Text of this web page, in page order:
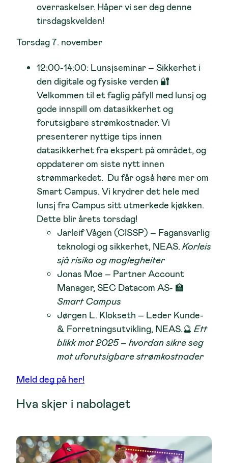
overraskelser. Håper vi ser deg denne
tirsdagskvelden!
Torsdag 7. november
12:00-14:00: Lunsjseminar – Sikkerhet i
den digitale og fysiske verden 🔐
Velkommen til et faglig påfyll med lunsj og
gode innspill om datasikkerhet og
forutsigbare strømkostnader. Vi
presenterer nyttige tips innen
datasikkerhet fra ekspert på området, og
oppdaterer om siste nytt innen
strømmarkedet. Du får også høre mer om
Smart Campus. Vi krydrer det hele med
lunsj fra Campus sitt utmerkede kjøkken.
Dette blir årets torsdag!
Jarleif Vågen (CISSP) – Fagansvarlig
teknologi og sikkerhet, NEAS. Korleis
sjå risiko og moglegheiter
Jonas Moe – Partner Account
Manager, SEC Datacom AS- 🏫
Smart Campus
Jørgen L. Klokseth – Leder Kunde-
& Forretningsutvikling, NEAS.🔮 Ett
blikk mot 2025 – hvordan sikre seg
mot uforutsigbare strømkostnader
Meld deg på her!
Hva skjer i nabolaget